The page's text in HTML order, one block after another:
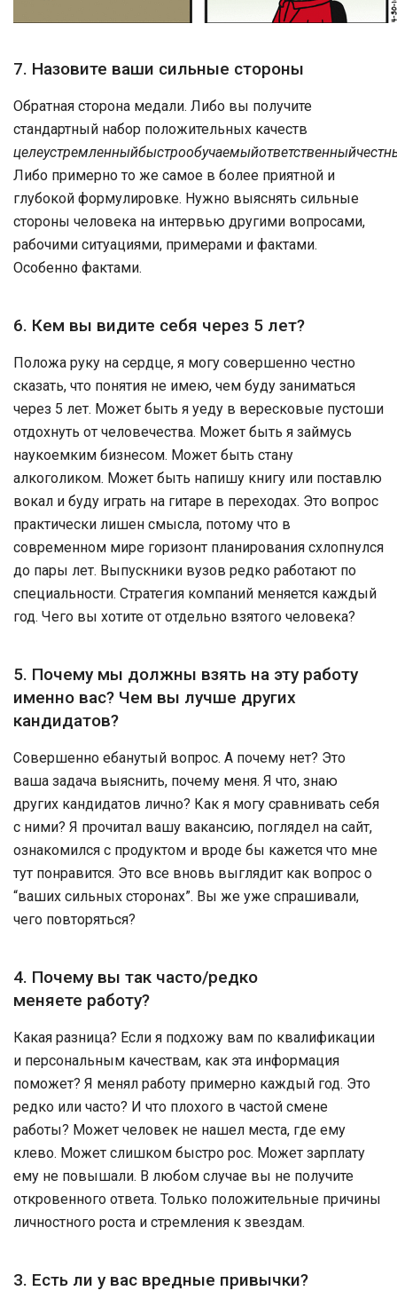
7. Назовите ваши сильные стороны
Обратная сторона медали. Либо вы получите
стандартный набор положительных качеств
Либо примерно то же самое в более приятной и
глубокой формулировке. Нужно выяснять сильные
стороны человека на интервью другими вопросами,
рабочими ситуациями, примерами и фактами.
Особенно фактами.
6. Кем вы видите себя через 5 лет?
Положа руку на сердце, я могу совершенно честно
сказать, что понятия не имею, чем буду заниматься
через 5 лет. Может быть я уеду в вересковые пустоши
отдохнуть от человечества. Может быть я займусь
наукоемким бизнесом. Может быть стану
алкоголиком. Может быть напишу книгу или поставлю
вокал и буду играть на гитаре в переходах. Это вопрос
практически лишен смысла, потому что в
современном мире горизонт планирования схлопнулся
до пары лет. Выпускники вузов редко работают по
специальности. Стратегия компаний меняется каждый
год. Чего вы хотите от отдельно взятого человека?
5. Почему мы должны взять на эту работу
именно вас? Чем вы лучше других
кандидатов?
Совершенно ебанутый вопрос. А почему нет? Это
ваша задача выяснить, почему меня. Я что, знаю
других кандидатов лично? Как я могу сравнивать себя
с ними? Я прочитал вашу вакансию, поглядел на сайт,
ознакомился с продуктом и вроде бы кажется что мне
тут понравится. Это все вновь выглядит как вопрос о
“ваших сильных сторонах”. Вы же уже спрашивали,
чего повторяться?
4. Почему вы так часто/редко
меняете работу?
Какая разница? Если я подхожу вам по квалификации
и персональным качествам, как эта информация
поможет? Я менял работу примерно каждый год. Это
редко или часто? И что плохого в частой смене
работы? Может человек не нашел места, где ему
клево. Может слишком быстро рос. Может зарплату
ему не повышали. В любом случае вы не получите
откровенного ответа. Только положительные причины
личностного роста и стремления к звездам.
3. Есть ли у вас вредные привычки?